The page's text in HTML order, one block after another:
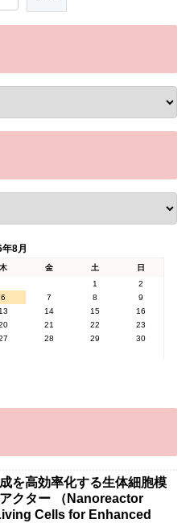
8月
木 金 土
日
1
2
6 7 8
9
14 15
16
21 22
23
28 29
30
を高効率化する生体細胞模
クター （Nanoreactor
Cells for Enhanced